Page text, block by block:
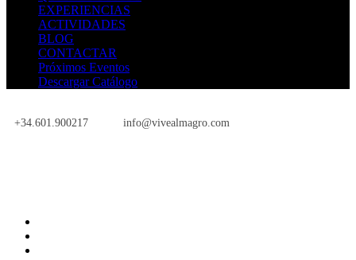
EXPERIENCIAS
ACTIVIDADES
BLOG
CONTACTAR
Próximos Eventos
Descargar Catálogo
+34.601.900217
info@vivealmagro.com